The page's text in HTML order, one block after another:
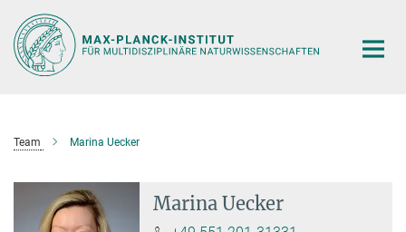
Hauptinhalt
Team Marina Uecker
Marina Uecker